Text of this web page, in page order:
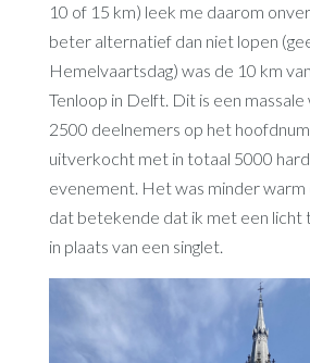
10 of 15 km) leek me daarom
beter alternatief dan niet lopen
Hemelvaartsdag) was de 10 km
Tenloop in Delft. Dit is een
2500 deelnemers op het
uitverkocht met in totaal 5000
evenement. Het was minder warm
dat betekende dat ik met een licht
in plaats van een singlet.